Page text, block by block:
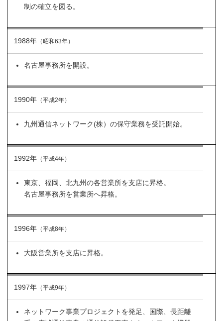
制の確立を図る。
1988年（昭和63年）
名古屋事務所を開設。
1990年（平成2年）
九州通信ネットワーク(株）の保守業務を受託開始。
1992年（平成4年）
東京、福岡、北九州の各営業所を支店に昇格。
名古屋事務所を営業所へ昇格。
1996年（平成8年）
大阪営業所を支店に昇格。
1997年（平成9年）
ネットワーク事業プロジェクトを発足、国際、長距離